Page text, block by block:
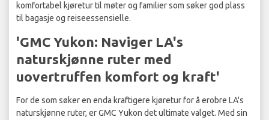
komfortabel kjøretur til møter og familier som søker god plass
til bagasje og reiseessensielle.
'GMC Yukon: Naviger LA's
naturskjønne ruter med
uovertruffen komfort og kraft'
For de som søker en enda kraftigere kjøretur for å erobre LA's
naturskjønne ruter, er GMC Yukon det ultimate valget. Med sin